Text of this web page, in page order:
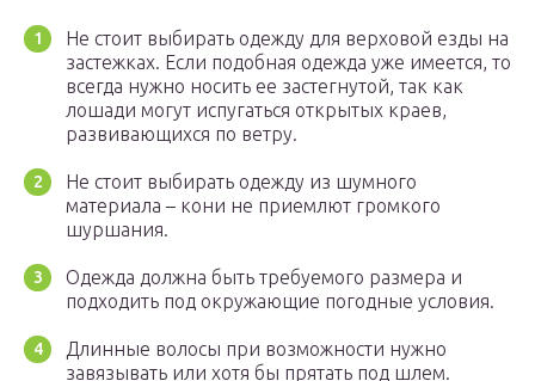
Не стоит выбирать одежду для верховой езды на
застежках. Если подобная одежда уже имеется, то
всегда нужно носить ее застегнутой, так как
лошади могут испугаться открытых краев,
развивающихся по ветру.
Не стоит выбирать одежду из шумного
материала – кони не приемлют громкого
шуршания.
Одежда должна быть требуемого размера и
подходить под окружающие погодные условия.
Длинные волосы при возможности нужно
завязывать или хотя бы прятать под шлем.